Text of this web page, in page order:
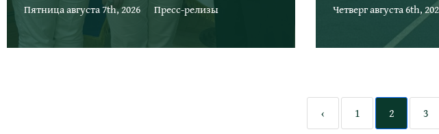
Пятница августа 7th, 2026 Пресс-релизы Четверг августа 6th,
‹ 1 2 3